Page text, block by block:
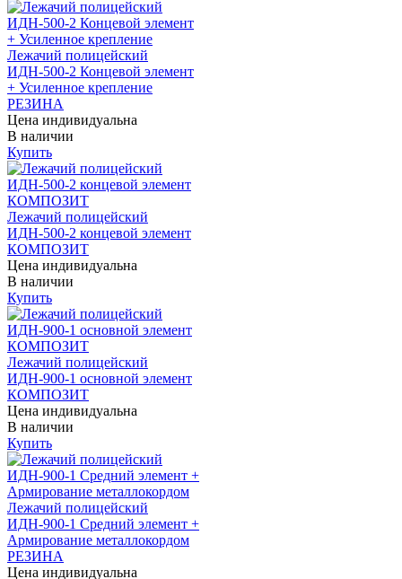
Лежачий полицейский
ИДН-500-2 Концевой элемент
+ Усиленное крепление
РЕЗИНА
Цена индивидуальна
В наличии
Купить
Лежачий полицейский
ИДН-500-2 концевой элемент
КОМПОЗИТ
Цена индивидуальна
В наличии
Купить
Лежачий полицейский
ИДН-900-1 основной элемент
КОМПОЗИТ
Цена индивидуальна
В наличии
Купить
Лежачий полицейский
ИДН-900-1 Средний элемент +
Армирование металлокордом
РЕЗИНА
Цена индивидуальна